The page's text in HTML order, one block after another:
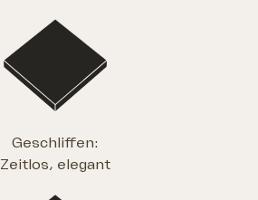
Geschliffen:
Zeitlos, elegant